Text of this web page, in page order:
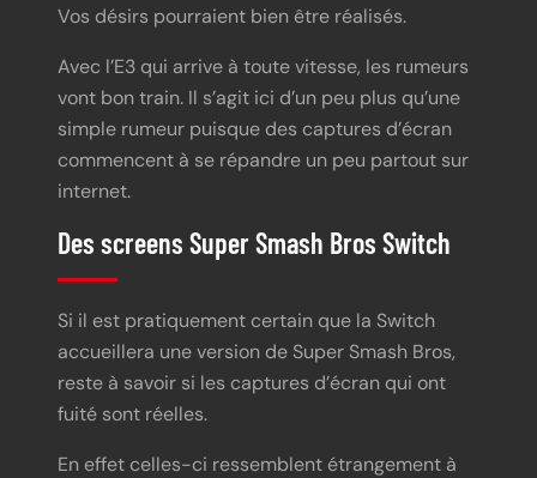
Vos désirs pourraient bien être réalisés.
Avec l’E3 qui arrive à toute vitesse, les rumeurs
vont bon train. Il s’agit ici d’un peu plus qu’une
simple rumeur puisque des captures d’écran
commencent à se répandre un peu partout sur
internet.
Des screens Super Smash Bros Switch
Si il est pratiquement certain que la Switch
accueillera une version de Super Smash Bros,
reste à savoir si les captures d’écran qui ont
fuité sont réelles.
En effet celles-ci ressemblent étrangement à